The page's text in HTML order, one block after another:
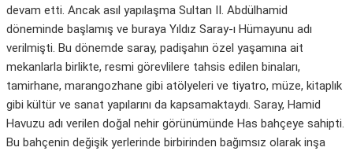
devam etti. Ancak asıl yapılaşma Sultan II. Abdülhamid
döneminde başlamış ve buraya Yıldız Saray-ı Hümayunu adı
verilmişti. Bu dönemde saray, padişahın özel yaşamına ait
mekanlarla birlikte, resmi görevlilere tahsis edilen binaları,
tamirhane, marangozhane gibi atölyeleri ve tiyatro, müze, kitaplık
gibi kültür ve sanat yapılarını da kapsamaktaydı. Saray, Hamid
Havuzu adı verilen doğal nehir görünümünde Has bahçeye sahipti.
Bu bahçenin değişik yerlerinde birbirinden bağımsız olarak inşa